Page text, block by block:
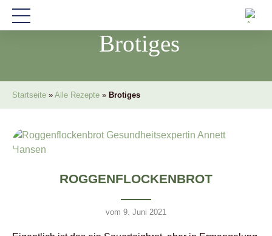
Brotiges
Startseite » Alle Rezepte » Brotiges
ROGGENFLOCKENBROT
vom 9. Juni 2021